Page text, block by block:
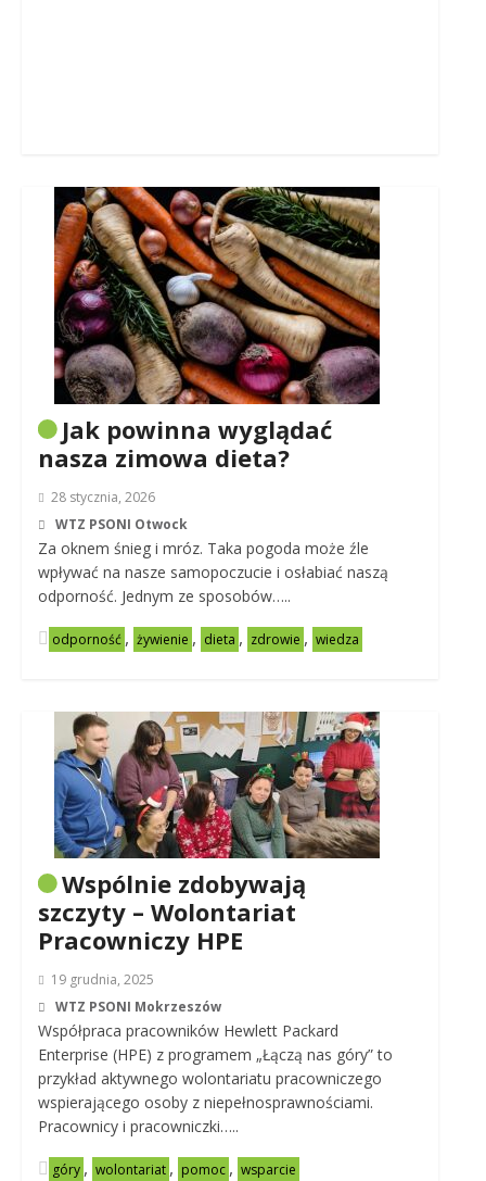
Jak powinna wyglądać
nasza zimowa dieta?
28 stycznia, 2026
WTZ PSONI Otwock
Za oknem śnieg i mróz. Taka pogoda może źle
wpływać na nasze samopoczucie i osłabiać naszą
odporność. Jednym ze sposobów…..
odporność , żywienie , dieta , zdrowie , wiedza
Wspólnie zdobywają
szczyty – Wolontariat
Pracowniczy HPE
19 grudnia, 2025
WTZ PSONI Mokrzeszów
Współpraca pracowników Hewlett Packard
Enterprise (HPE) z programem „Łączą nas góry” to
przykład aktywnego wolontariatu pracowniczego
wspierającego osoby z niepełnosprawnościami.
Pracownicy i pracowniczki…..
góry , wolontariat , pomoc , wsparcie